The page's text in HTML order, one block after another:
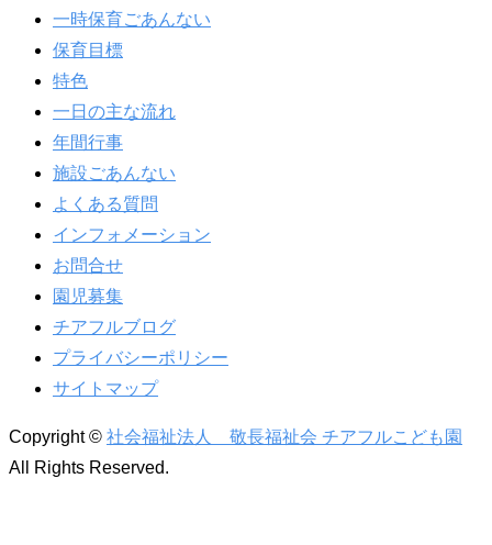
一時保育ごあんない
保育目標
特色
一日の主な流れ
年間行事
施設ごあんない
よくある質問
インフォメーション
お問合せ
園児募集
チアフルブログ
プライバシーポリシー
サイトマップ
Copyright © 社会福祉法人 敬長福祉会 チアフルこども園
All Rights Reserved.